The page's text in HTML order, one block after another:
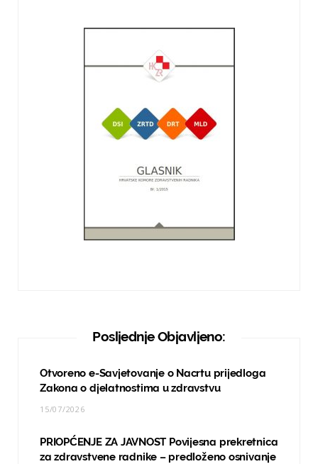
Posljednje Objavljeno:
Otvoreno e-Savjetovanje o Nacrtu prijedloga
Zakona o djelatnostima u zdravstvu
15/07/2026
PRIOPĆENJE ZA JAVNOST Povijesna prekretnica
za zdravstvene radnike – predloženo osnivanje